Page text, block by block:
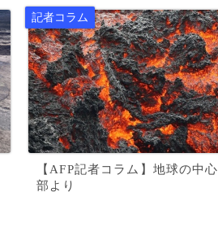
【AFP記者コラム】地球の中心
部より